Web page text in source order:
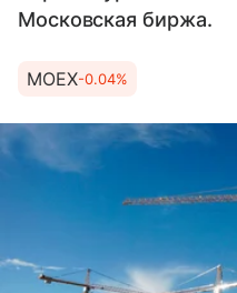
Московская биржа.
MOEX-0.04%